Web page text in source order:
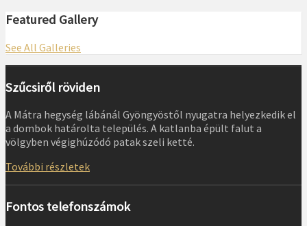
Featured Gallery
See All Galleries
Szűcsiről röviden
A Mátra hegység lábánál Gyöngyöstől nyugatra helyezkedik el
a dombok határolta település. A katlanba épült falut a
völgyben végighúzódó patak szeli ketté.
További részletek
Fontos telefonszámok